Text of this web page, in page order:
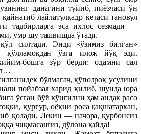
данагини туйиб, пиёзчаси ўн
лайлатулқадр кечаси тановул
тадбирларга эса ихлос сезмади —
умр шу ташвишда ўтади.
силтади. Энди «ўзимиз билган»
қўлламоқдан ўзга илож йўқ эди.
бошга зўр берди: одамни сал
бўлмагач, қўполроқ усулини
пойабзал харид қилиб, шунда юра
ўсган бўй кўнгилни ҳам андак расо
қурғур, оёқни роса қақшатаркан,
қолади. Лекин — начора, қурбонсиз
чиқмасангиз, дўлона қайда!